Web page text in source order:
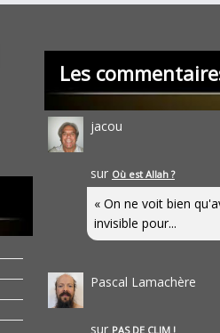
Les
jacou
sur Où est Allah ?
« On ne voit bien
invisible pour...
Pascal Lamachère
sur PAS DE CLIM !